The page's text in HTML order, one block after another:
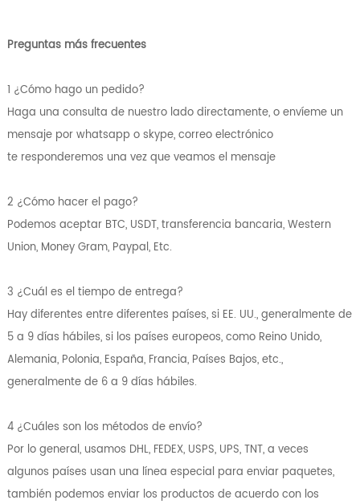
Preguntas más frecuentes
1 ¿Cómo hago un pedido?
Haga una consulta de nuestro lado directamente, o envíeme un
mensaje por whatsapp o skype, correo electrónico
te responderemos una vez que veamos el mensaje
2 ¿Cómo hacer el pago?
Podemos aceptar BTC, USDT, transferencia bancaria, Western
Union, Money Gram, Paypal, Etc.
3 ¿Cuál es el tiempo de entrega?
Hay diferentes entre diferentes países, si EE. UU., generalmente de
5 a 9 días hábiles, si los países europeos, como Reino Unido,
Alemania, Polonia, España, Francia, Países Bajos, etc.,
generalmente de 6 a 9 días hábiles.
4 ¿Cuáles son los métodos de envío?
Por lo general, usamos DHL, FEDEX, USPS, UPS, TNT, a veces
algunos países usan una línea especial para enviar paquetes,
también podemos enviar los productos de acuerdo con los